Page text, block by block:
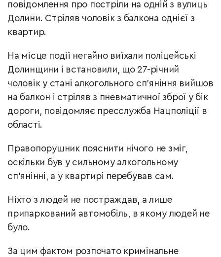
повідомлення про постріли на одній з вулиць
Долини. Стріляв чоловік з балкона однієї з
квартир.
На місце події негайно виїхали поліцейські
Долинщини і встановили, що 27-річний
чоловік у стані алкогольного сп’яніння вийшов
на балкон і стріляв з пневматичної зброї у бік
дороги, повідомляє пресслужба Нацполіції в
області.
Правопорушник пояснити нічого не зміг,
оскільки був у сильному алкогольному
сп’янінні, а у квартирі перебував сам.
Ніхто з людей не постраждав, а лише
припаркований автомобіль, в якому людей не
було.
За цим фактом розпочато кримінальне